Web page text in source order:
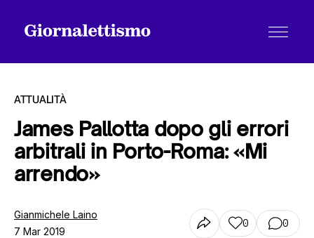
Tutti gli articoli
Chi siamo
ATTUALITÀ
James Pallotta dopo gli errori
arbitrali in Porto-Roma: «Mi
arrendo»
Gianmichele Laino
7 Mar 2019
0 0